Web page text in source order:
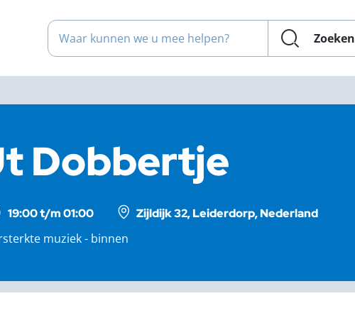
Waar kunnen we u mee helpen?
Zoeken
Dobbertje
19:00 t/m 01:00
Zijldijk 32, Leiderdorp, Nederland
muziek - binnen